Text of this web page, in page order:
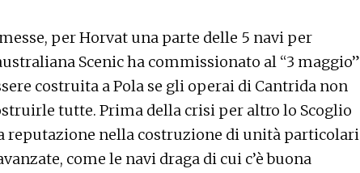
per Horvat una parte delle 5 navi per
Scenic ha commissionato al “3 maggio”
costruita a Pola se gli operai di Cantrida non
tutte. Prima della crisi per altro lo Scoglio
reputazione nella costruzione di unità particolari
come le navi draga di cui c’è buona